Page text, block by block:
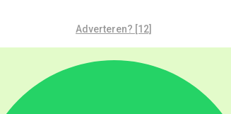
Adverteren? [12]